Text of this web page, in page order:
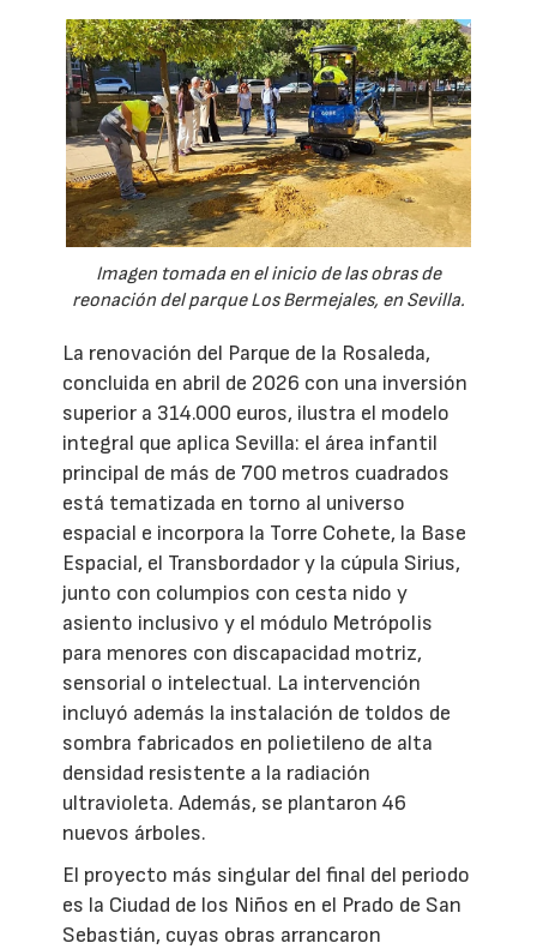
Imagen tomada en el inicio de las obras de
reonación del parque Los Bermejales, en Sevilla.
La renovación del Parque de la Rosaleda,
concluida en abril de 2026 con una inversión
superior a 314.000 euros, ilustra el modelo
integral que aplica Sevilla: el área infantil
principal de más de 700 metros cuadrados
está tematizada en torno al universo
espacial e incorpora la Torre Cohete, la Base
Espacial, el Transbordador y la cúpula Sirius,
junto con columpios con cesta nido y
asiento inclusivo y el módulo Metrópolis
para menores con discapacidad motriz,
sensorial o intelectual. La intervención
incluyó además la instalación de toldos de
sombra fabricados en polietileno de alta
densidad resistente a la radiación
ultravioleta. Además, se plantaron 46
nuevos árboles.
El proyecto más singular del final del periodo
es la Ciudad de los Niños en el Prado de San
Sebastián, cuyas obras arrancaron